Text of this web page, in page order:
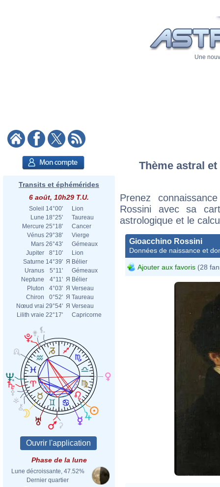
Une
Transits et éphémérides
6 août, 10h29 T.U.
Soleil 14°00'
Lion
Lune 18°25'
Taureau
Mercure 25°18'
Cancer
Vénus 29°38'
Vierge
Mars 26°43'
Gémeaux
Jupiter
8°10'
Lion
Saturne 14°39' Я Bélier
Uranus
5°11'
Gémeaux
Neptune
4°11' Я Bélier
Pluton
4°03' Я Verseau
Chiron
0°52' Я Taureau
Nœud vrai 29°54' Я Verseau
Lilith vraie 22°17' Capricorne
Phase de la lune
Lune décroissante, 47.52%
Dernier quartier
Thème astral
Prenez
Rossini avec sa
astrologique et le
Gioacchino Rossini
Données de naissance et
Ajouter aux favoris (28